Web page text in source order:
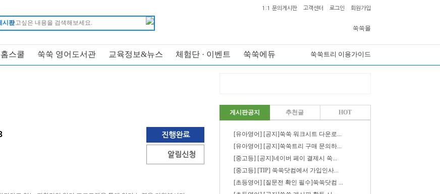
시판
1:1 문의게시판 고객센터 로그인 회원가입
쑥쑥몰
스쿨 쑥쑥 영어도서관 교육정보&뉴스 체험단 · 이벤트 쑥쑥에듀 쑥쑥트리 이용가이드
진행완료
알림신청
게시판공지 추천글 HOT
[유아영어] [공지]쑥쑥 워크시트 다운로...
[유아영어] [공지]쑥쑥트리 구매 문의하...
[중고등] [공지]네이버 페이 결제시 쑥...
[중고등] [TIP] 쑥쑥닷컴에서 가입인사...
[초등영어] [질문전 확인 필수]쑥쑥닷컴 ...